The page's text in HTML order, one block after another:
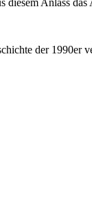
Anlass
der 1990er